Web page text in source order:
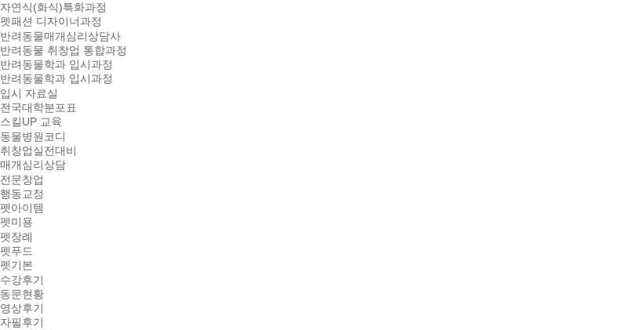
자연식(화식)특화과정
펫패션 디자이너과정
반려동물매개심리상담사
반려동물 취창업 통합과정
반려동물학과 입시과정
반려동물학과 입시과정
입시 자료실
전국대학분포표
스킬UP 교육
동물병원코디
취창업실전대비
매개심리상담
전문창업
행동교정
펫아이템
펫미용
펫장례
펫푸드
펫기본
수강후기
동문현황
영상후기
자필후기